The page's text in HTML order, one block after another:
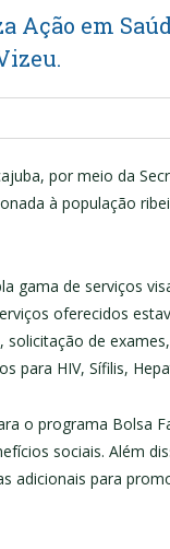
Ação em
por meio da
à população
gama de serviços
oferecidos
de
para HIV, Sífilis,
o programa Bolsa
sociais. Além
adicionais para